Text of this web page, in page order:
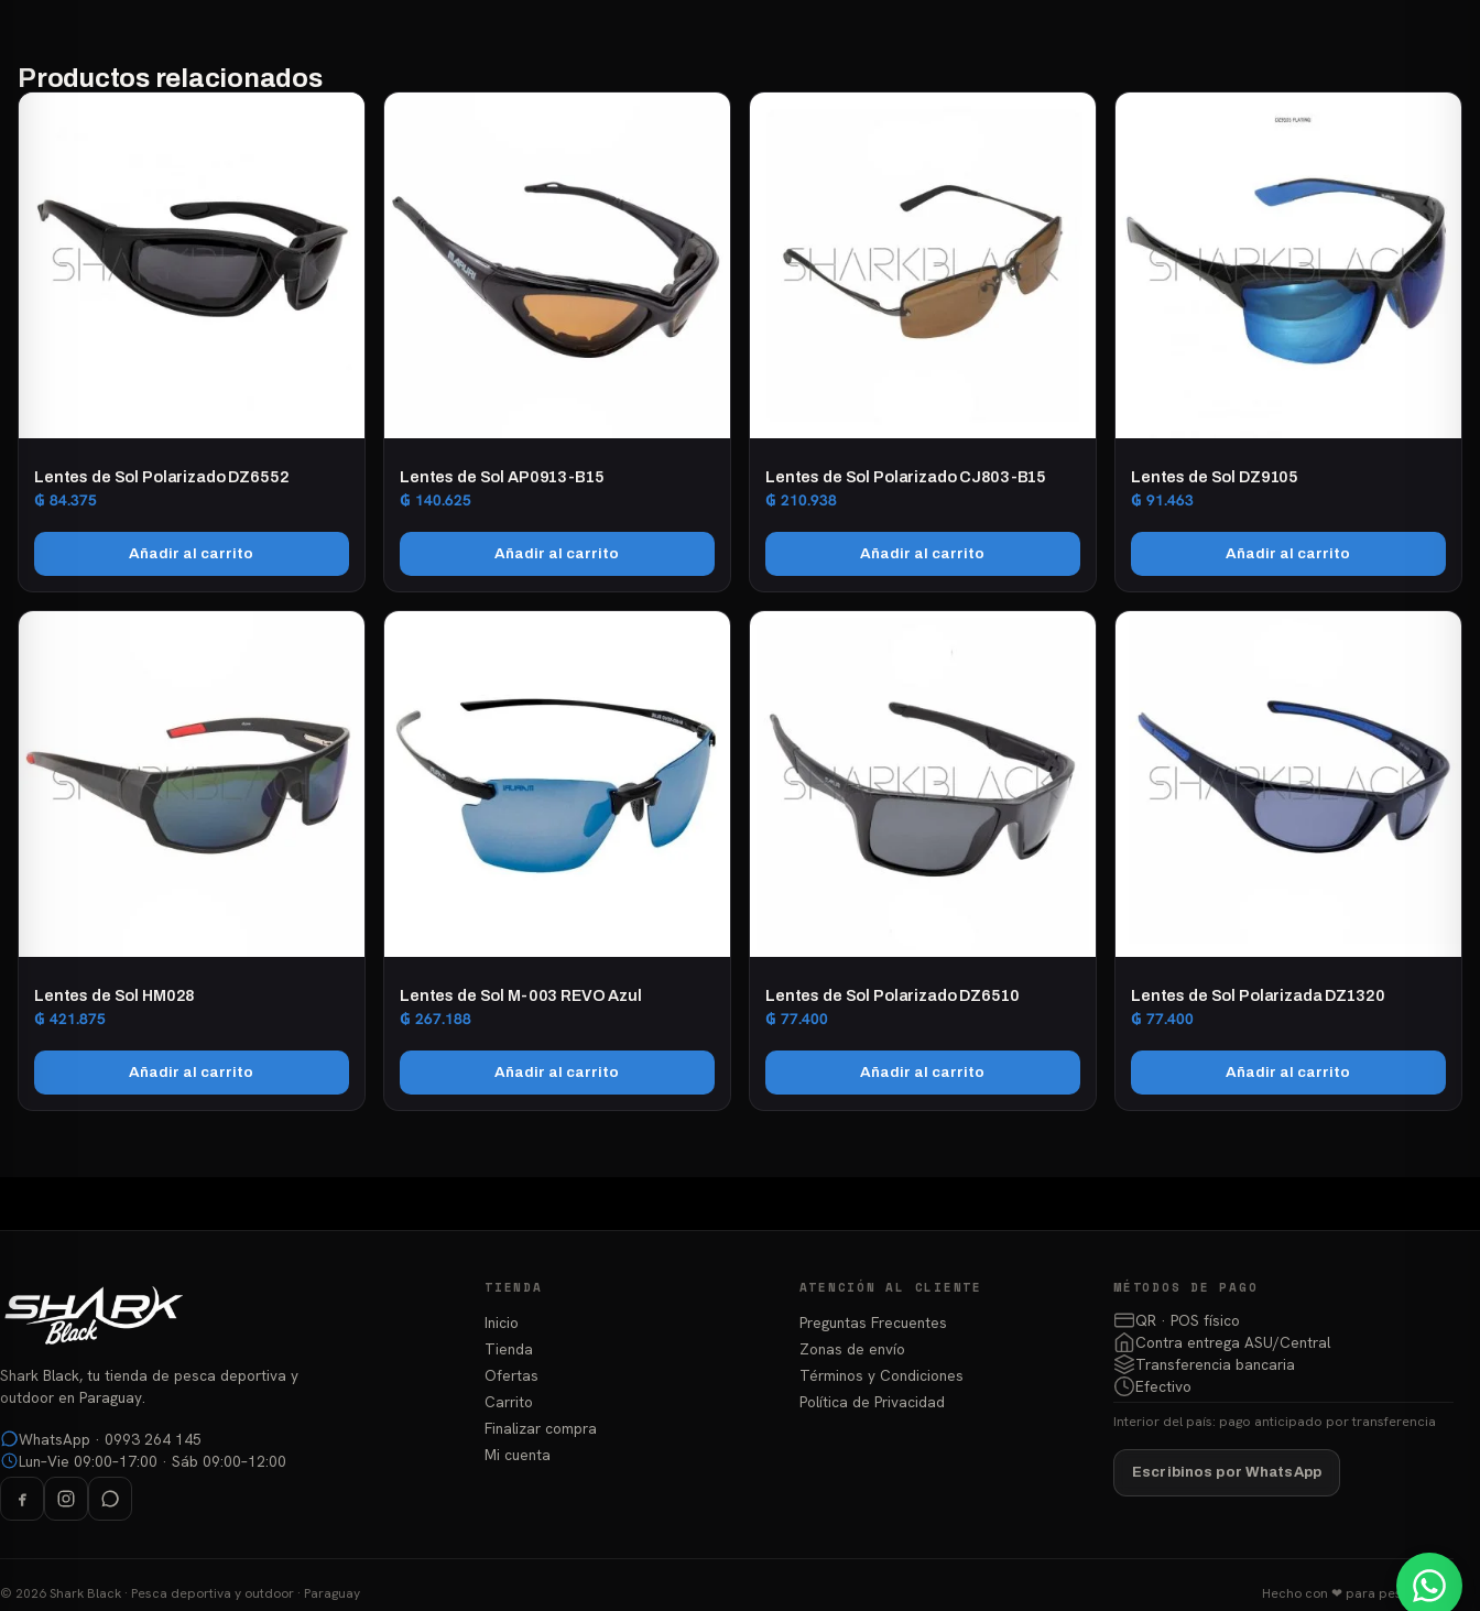
Productos relacionados
Lentes de Sol Polarizado DZ6552
₲ 84.375
Añadir al carrito
Lentes de Sol AP0913-B15
₲ 140.625
Añadir al carrito
Lentes de Sol Polarizado CJ803-B15
₲ 210.938
Añadir al carrito
Lentes de Sol DZ9105
₲ 91.463
Añadir al carrito
Lentes de Sol HM028
₲ 421.875
Añadir al carrito
Lentes de Sol M-003 REVO Azul
₲ 267.188
Añadir al carrito
Lentes de Sol Polarizado DZ6510
₲ 77.400
Añadir al carrito
Lentes de Sol Polarizada DZ1320
₲ 77.400
Añadir al carrito
Shark Black, tu tienda de pesca deportiva y
outdoor en Paraguay.
WhatsApp · 0993 264 145
Lun–Vie 09:00–17:00 · Sáb 09:00–12:00
TIENDA
Inicio
Tienda
Ofertas
Carrito
Finalizar compra
Mi cuenta
ATENCIÓN AL CLIENTE
Preguntas Frecuentes
Zonas de envío
Términos y Condiciones
Política de Privacidad
MÉTODOS DE PAGO
QR · POS físico
Contra entrega ASU/Central
Transferencia bancaria
Efectivo
Interior del país: pago anticipado por transferencia
Escribinos por WhatsApp
© 2026 Shark Black · Pesca deportiva y outdoor · Paraguay Hecho con ❤ para pescadores